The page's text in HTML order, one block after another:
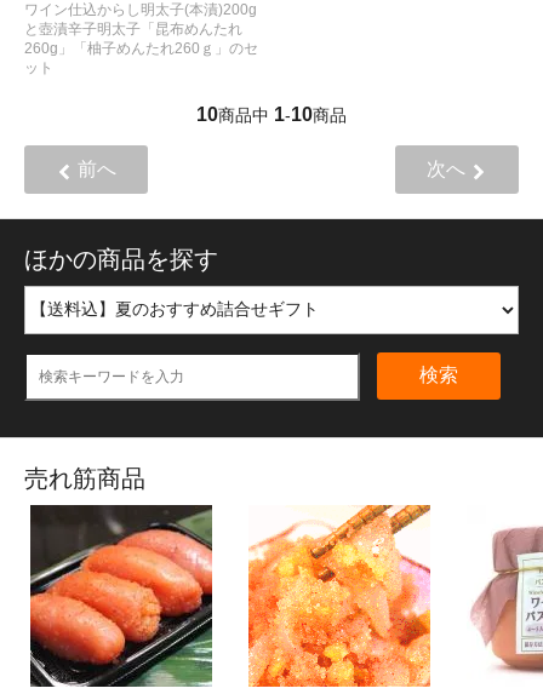
ワイン仕込からし明太子(本漬)200g
と壺漬辛子明太子「昆布めんたれ
260g」「柚子めんたれ260ｇ」のセ
ット
10商品中 1-10商品
前へ 次へ
ほかの商品を探す
検索
売れ筋商品